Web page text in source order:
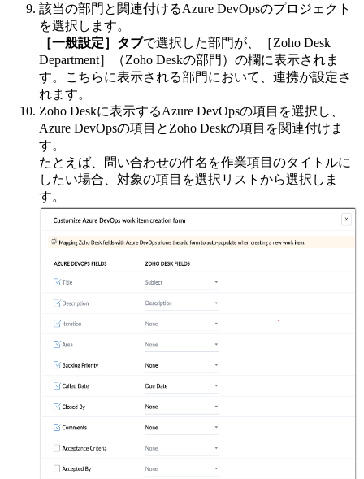
該当の部門と関連付けるAzure DevOpsのプロジェクト
を選択します。
［一般設定］タブで選択した部門が、［Zoho Desk
Department］（Zoho Deskの部門）の欄に表示されま
す。こちらに表示される部門において、連携が設定さ
れます。
Zoho Deskに表示するAzure DevOpsの項目を選択し、
Azure DevOpsの項目とZoho Deskの項目を関連付けま
す。
たとえば、問い合わせの件名を作業項目のタイトルに
したい場合、対象の項目を選択リストから選択しま
す。